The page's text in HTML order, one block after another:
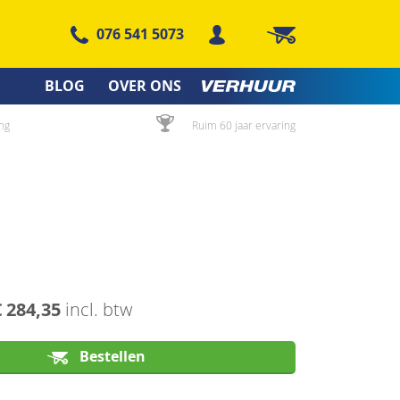
076 541 5073 Winkelwagen
BLOG OVER ONS
Ruim 60 jaar ervaring
284,35 incl. btw
Bestellen